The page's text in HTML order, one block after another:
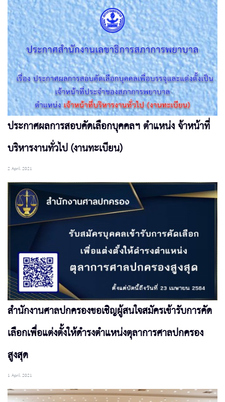
ประกาศผลการสอบคัดเลือกบุคคลฯ ตำแหน่ง จ้าหน้าที่
บริหารงานทั่วไป (งานทะเบียน)
2 April 2021
สำนักงานศาลปกครองขอเชิญผู้สนใจสมัครเข้ารับการคัด
เลือกเพื่อแต่งตั้งให้ดำรงตำแหน่งตุลาการศาลปกครอง
สูงสุด
1 April 2021